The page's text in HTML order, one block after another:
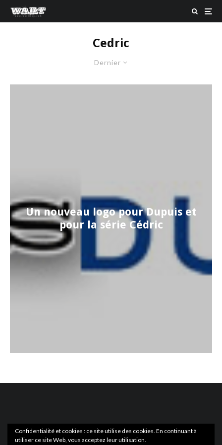
Cedric
Dernier
Un nouveau logo pour Dupuis et
pour la série Cédric
Confidentialité et cookies : ce site utilise des cookies. En continuant à
utiliser ce site Web, vous acceptez leur utilisation.